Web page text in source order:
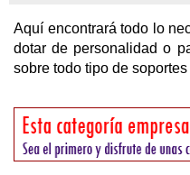
Aquí encontrará todo lo
dotar de personalidad o
sobre todo tipo de